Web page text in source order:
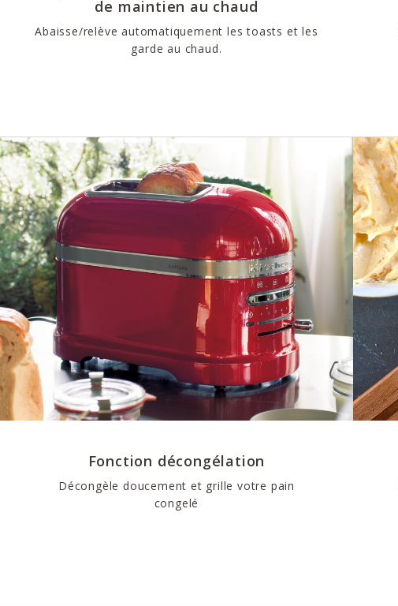
de maintien au chaud
Abaisse/relève automatiquement les toasts et les
garde au chaud.
Fonction décongélation
Décongèle doucement et grille votre pain
congelé